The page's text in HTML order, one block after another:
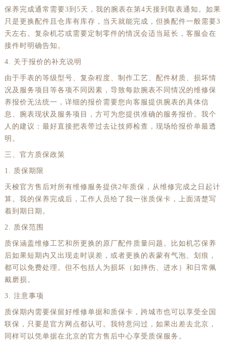
保养完成通常需要3到5天，我的腕表在第4天接到取表通知。如果
只是更换配件且仓库有库存，当天就能完成，但换配件一般需要3
天左右。复杂机芯或需要定制零件的情况会适当延长，客服会在
接件时明确告知。
4. 关于报价的补充说明
由于手表的等级型号、复杂程度、制作工艺、配件材质、损坏情
况及服务项目等各项不同因素，导致每款腕表不同情况的维修保
养报价无法统一，详细的报价需要您向客服提供腕表的具体信
息、腕表现状及服务项目，方可为您提供准确的服务报价。我个
人的建议：最好直接把表带过去让技师检查，现场给报价单最透
明。
三、官方质保政策
1. 质保期限
天梭官方售后对所有维修服务提供2年质保，从维修完成之日起计
算。我的保养完成后，工作人员给了我一张质保卡，上面清楚写
着到期日期。
2. 质保范围
质保涵盖维修工艺和所更换的原厂配件质量问题。比如机芯保养
后如果短期内又出现走时误差，或者更换的表蒙有气泡、划痕，
都可以免费处理。但不包括人为损坏（如摔伤、进水）和日常佩
戴磨损。
3. 注意事项
质保期内需要保留好维修单据和质保卡，跨城市也可以享受全国
联保，只要是官方网点都认可。我特意问过，如果出差去北京，
同样可以凭单据在北京的官方售后中心享受质保服务。